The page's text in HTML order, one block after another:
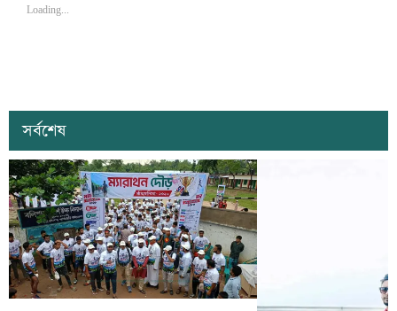
Loading...
সর্বশেষ